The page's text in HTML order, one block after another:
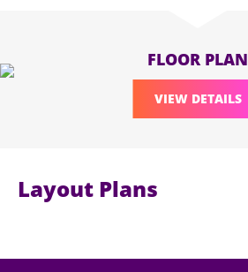
FLOOR PLAN
VIEW DETAILS
Layout Plans